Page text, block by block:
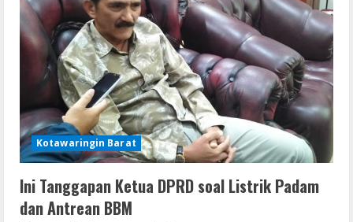
Kotawaringin Barat
Ini Tanggapan Ketua DPRD soal Listrik Padam
dan Antrean BBM